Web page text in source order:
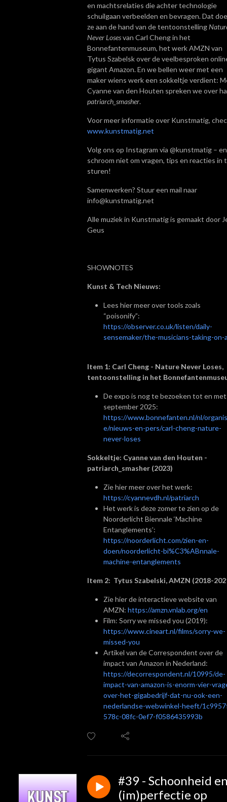
en machtsrelaties die achter technologie
schuilgaan verbeelden en bevragen. Dat
ze aan de hand van de tentoonstelling
Never Losesvan Carl Cheng in het
Bonnefantenmuseum, het werk AMZN van
Tytus Szabelsk over de veelbesproken
gigant Amazon. En we bellen weer met een
maker wiens werk een sokkeltje verdient:
Cyanne van den Houten spreken we over
patriarch_smasher.
Voor meer informatie over Kunstmatig,
www.kunstmatig.net
Volg ons op Instagram via @kunstmatig – en
schroom niet om vragen, tips en reacties in
sturen!
Samenwerken? Stuur een mail naar
info@kunstmatig.net
Alle muziek in Kunstmatig is gemaakt door
Geus
SHOWNOTES
Kunst & Tech Nieuws:
Lees hier meer over tools zoals
“poisonify”:
https://observer.co.uk/listen/daily-
sensemaker/the-musicians-taking-on-
Item 1: Carl Cheng - Nature Never Loses,
tentoonstelling in het
De expo is nog te bezoeken tot en
september 2025:
https://www.bonnefanten.nl/nl/
e/nieuws-en-pers/carl-cheng-nature-
never-loses
Sokkeltje: Cyanne van den Houten -
patriarch_smasher (2023)
Zie hier meer over het werk:
https://cyannevdh.nl/patriarch
Het werk is deze zomer te zien op de
Noorderlicht Biennale ‘Machine
Entanglements’:
https://noorderlicht.com/zien-en-
doen/noorderlicht-bi%C3%ABnnale-
machine-entanglements
Item 2: Tytus Szabelski, AMZN (2018-
Zie hier de interactieve website van
AMZN: https://amzn.vnlab.org/en
Film: Sorry we missed you (2019):
https://www.cineart.nl/films/sorry-we-
missed-you
Artikel van de Correspondent over de
impact van Amazon in Nederland:
https://decorrespondent.nl/10995/de-
impact-van-amazon-is-enorm-vier-
over-het-gigabedrijf-dat-nu-ook-een-
nederlandse-webwinkel-heeft/
578c-08fc-0ef7-f0586435993b
#39 - Schoonheid
(im)perfectie op